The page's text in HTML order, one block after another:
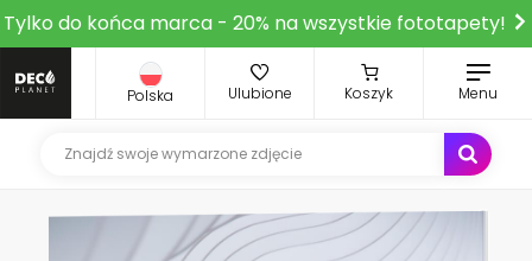
Tylko do końca marca - 20% na wszystkie fototapety!
Polska Ulubione Koszyk Menu